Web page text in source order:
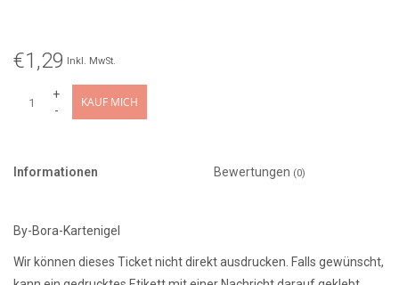
€1,29 Inkl. MwSt.
+
-
KAUF MICH
Informationen Bewertungen (0)
By-Bora-Kartenigel
Wir können dieses Ticket nicht direkt ausdrucken. Falls gewünscht,